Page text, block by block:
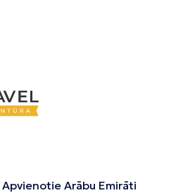
Apvienotie Arābu Emirāti